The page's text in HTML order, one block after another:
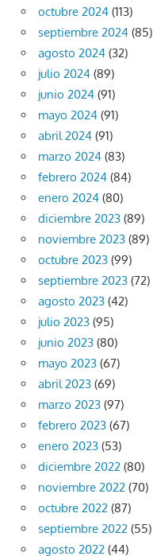
octubre 2024 (113)
septiembre 2024 (85)
agosto 2024 (32)
julio 2024 (89)
junio 2024 (91)
mayo 2024 (91)
abril 2024 (91)
marzo 2024 (83)
febrero 2024 (84)
enero 2024 (80)
diciembre 2023 (89)
noviembre 2023 (89)
octubre 2023 (99)
septiembre 2023 (72)
agosto 2023 (42)
julio 2023 (95)
junio 2023 (80)
mayo 2023 (67)
abril 2023 (69)
marzo 2023 (97)
febrero 2023 (67)
enero 2023 (53)
diciembre 2022 (80)
noviembre 2022 (70)
octubre 2022 (87)
septiembre 2022 (55)
agosto 2022 (44)